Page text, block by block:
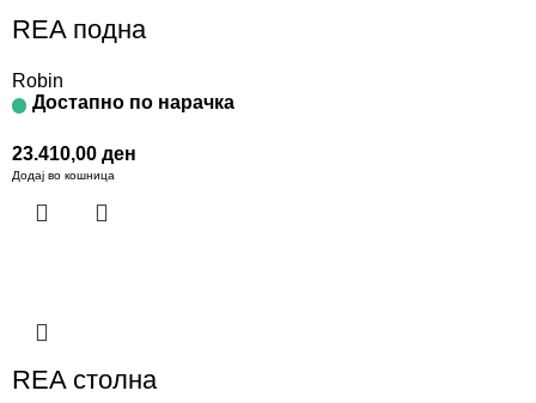
REA подна
Robin
Достапно по нарачка
23.410,00 ден
Додај во кошница
REA столна